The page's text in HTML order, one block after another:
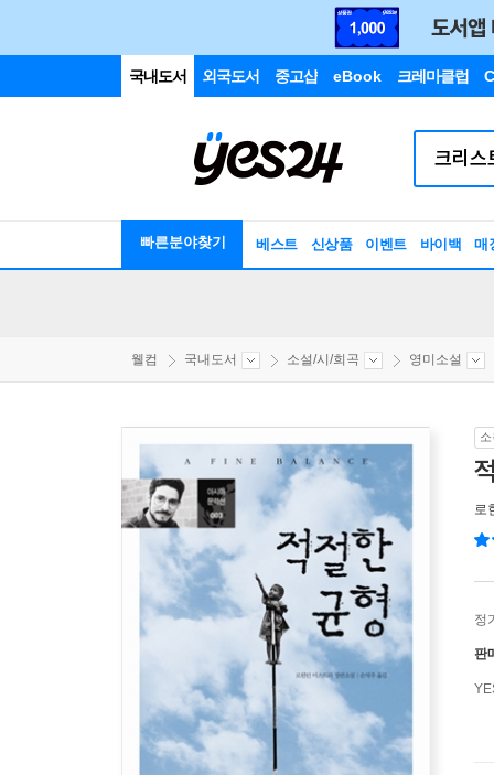
국내도서 외국도서 중고샵 eBook 크레마클럽
빠른분야찾기 베스트 신상품 이벤트 바이백 매
웰컴 국내도서 소설/시/희곡 영미소설
로
정
판